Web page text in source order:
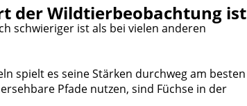
der Wildtierbeobachtung ist
schwieriger ist als bei vielen anderen
spielt es seine Stärken durchweg am besten
Pfade nutzen, sind Füchse in der